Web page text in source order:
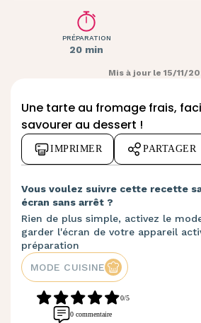
PRÉPARATION
20 min
Mis à jour le 15/11/
Une tarte au fromage frais,
savourer au dessert !
IMPRIMER PARTAGER
Vous voulez suivre cette recette
écran sans arrêt ?
Rien de plus simple, activez le
garder l'écran de votre appareil
préparation
MODE CUISINE
0/5
0 commentaire